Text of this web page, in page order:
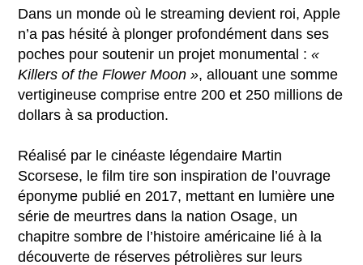
Dans un monde où le streaming devient roi, Apple
n’a pas hésité à plonger profondément dans ses
poches pour soutenir un projet monumental :«
Killers of the Flower Moon », allouant une somme
vertigineuse comprise entre 200 et 250 millions de
dollars à sa production.
Réalisé par le cinéaste légendaire Martin
Scorsese, le film tire son inspiration de l’ouvrage
éponyme publié en 2017, mettant en lumière une
série de meurtres dans la nation Osage, un
chapitre sombre de l’histoire américaine lié à la
découverte de réserves pétrolières sur leurs